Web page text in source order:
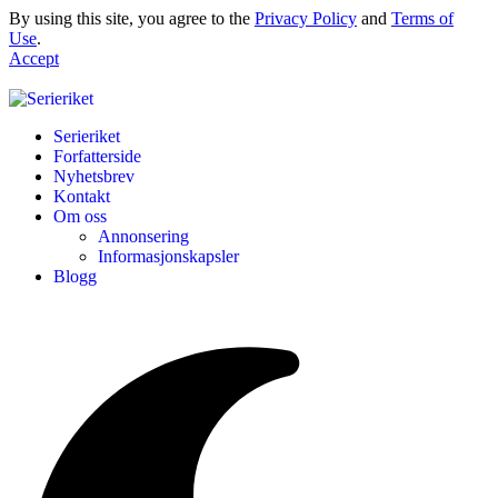
By using this site, you agree to the Privacy Policy and Terms of
Use.
Accept
Serieriket
Forfatterside
Nyhetsbrev
Kontakt
Om oss
Annonsering
Informasjonskapsler
Blogg